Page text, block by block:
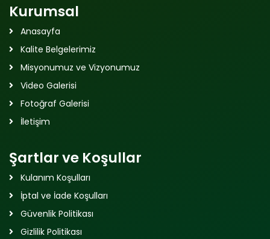
Kurumsal
Anasayfa
Kalite Belgelerimiz
Misyonumuz ve Vizyonumuz
Video Galerisi
Fotoğraf Galerisi
İletişim
Şartlar ve Koşullar
Kulanım Koşulları
İptal ve İade Koşulları
Güvenlik Politikası
Gizlilik Politikası